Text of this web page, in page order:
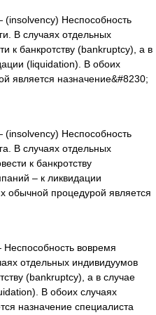
Неспособность
В случаях отдельных
к банкротству (bankruptcy), а в
(liquidation). В обоих
является назначение&#8230;
Неспособность
В случаях отдельных
к банкротству
– к ликвидации
обычной процедурой является
вовремя
отдельных индивидуумов
(bankruptcy), а в случае
В обоих случаях
назначение специалиста